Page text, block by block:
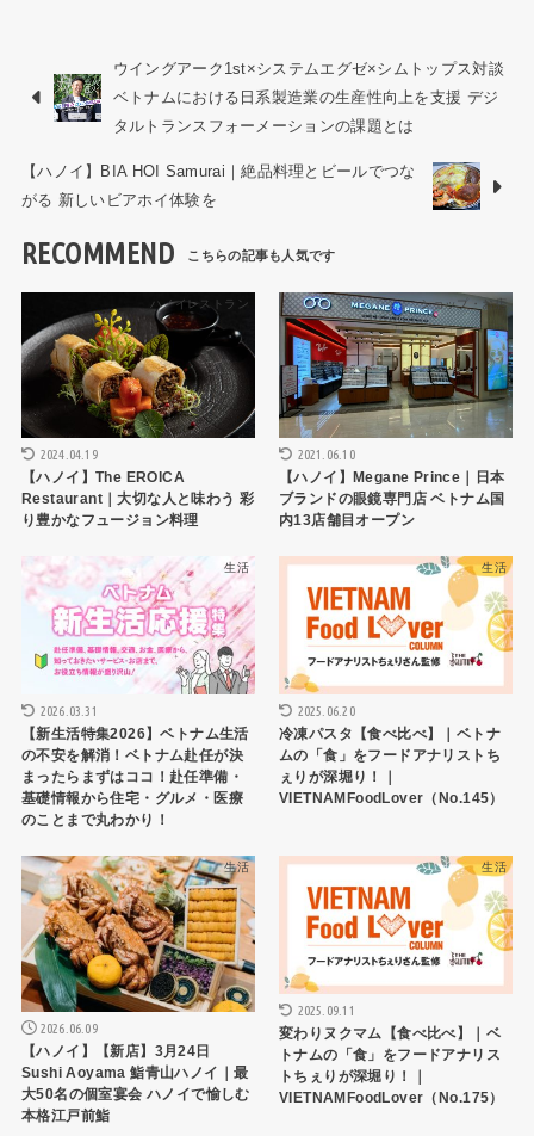
ウイングアーク1st×システムエグゼ×シムトップス対談
ベトナムにおける日系製造業の生産性向上を支援 デジ
タルトランスフォーメーションの課題とは
【ハノイ】BIA HOI Samurai｜絶品料理とビールでつな
がる 新しいビアホイ体験を
RECOMMEND
ハノイレストラン
2024.04.19
【ハノイ】The EROICA
Restaurant｜大切な人と味わう 彩
り豊かなフュージョン料理
ショップ・お店
2021.06.10
【ハノイ】Megane Prince｜日本
ブランドの眼鏡専門店 ベトナム国
内13店舗目オープン
生活
2026.03.31
【新生活特集2026】ベトナム生活
の不安を解消！ベトナム赴任が決
まったらまずはココ！赴任準備・
基礎情報から住宅・グルメ・医療
のことまで丸わかり！
生活
2025.06.20
冷凍パスタ【食べ比べ】｜ベトナ
ムの「食」をフードアナリストち
ぇりが深堀り！｜
VIETNAMFoodLover（No.145）
生活
2026.06.09
【ハノイ】【新店】3月24日
Sushi Aoyama 鮨青山ハノイ｜最
大50名の個室宴会 ハノイで愉しむ
本格江戸前鮨
生活
2025.09.11
変わりヌクマム【食べ比べ】｜ベ
トナムの「食」をフードアナリス
トちぇりが深堀り！｜
VIETNAMFoodLover（No.175）